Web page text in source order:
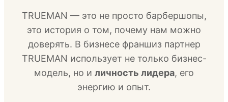
TRUEMAN — это не просто барбершопы,
это история о том, почему нам можно
доверять. В бизнесе франшиз партнер
TRUEMAN использует не только бизнес-
модель, но и личность лидера, его
энергию и опыт.